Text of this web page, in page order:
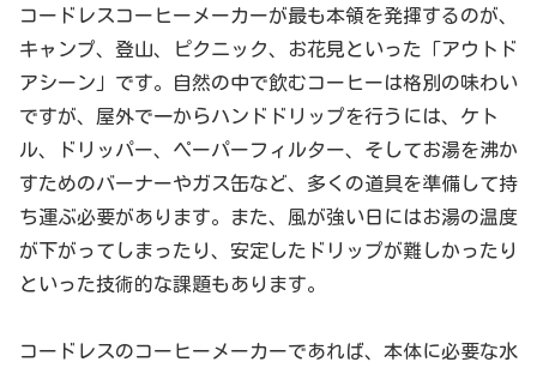
コードレスコーヒーメーカーが最も本領を発揮するのが、
キャンプ、登山、ピクニック、お花見といった「アウトド
アシーン」です。自然の中で飲むコーヒーは格別の味わい
ですが、屋外で一からハンドドリップを行うには、ケト
ル、ドリッパー、ペーパーフィルター、そしてお湯を沸か
すためのバーナーやガス缶など、多くの道具を準備して持
ち運ぶ必要があります。また、風が強い日にはお湯の温度
が下がってしまったり、安定したドリップが難しかったり
といった技術的な課題もあります。
コードレスのコーヒーメーカーであれば、本体に必要な水